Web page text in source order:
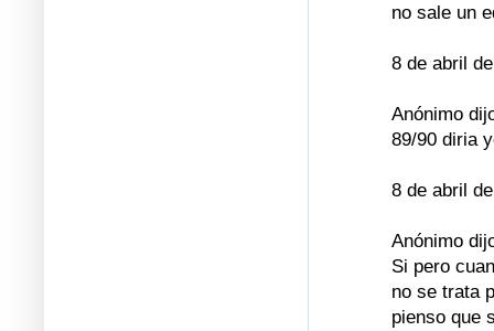
no sale un
8 de abril
Anónimo
89/90 diria
8 de abril
Anónimo
Si pero
no se trata
pienso que